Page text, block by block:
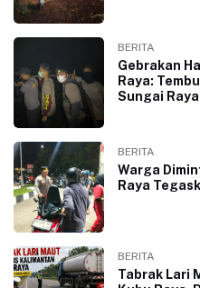
BERITA
Gebrakan
Raya:
Sungai Raya
BERITA
Warga
Raya
BERITA
Tabrak Lari